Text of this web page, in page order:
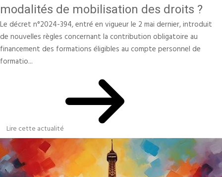
modalités de mobilisation des droits ?
Le décret n°2024-394, entré en vigueur le 2 mai dernier, introduit
de nouvelles règles concernant la contribution obligatoire au
financement des formations éligibles au compte personnel de
formatio...
Lire cette actualité